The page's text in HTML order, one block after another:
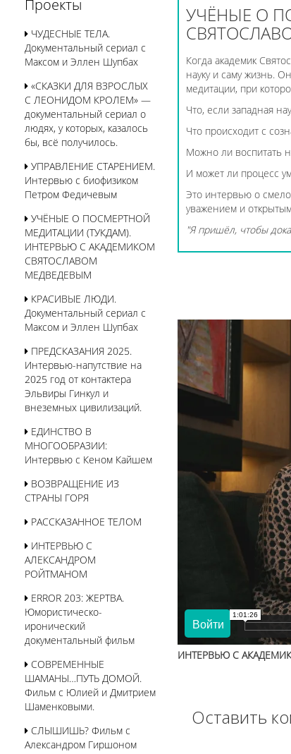
Проекты
ЧУДЕСНЫЕ ТЕЛА.
Документальный сериал с
Максом и Эллен Шупбах
«СКАЗКИ ДЛЯ ВЗРОСЛЫХ
С ЛЕОНИДОМ КРОЛЕМ» —
документальный сериал о
людях, у которых, казалось
бы, всё получилось.
УПРАВЛЕНИЕ СТАРЕНИЕМ.
Интервью с биофизиком
Петром Федичевым
УЧЁНЫЕ О ПОСМЕРТНОЙ
МЕДИТАЦИИ (ТУКДАМ).
ИНТЕРВЬЮ С АКАДЕМИКОМ
СВЯТОСЛАВОМ
МЕДВЕДЕВЫМ
КРАСИВЫЕ ЛЮДИ.
Документальный сериал с
Максом и Эллен Шупбах
ПРЕДСКАЗАНИЯ 2025.
Интервью-напутствие на
2025 год от контактера
Эльвиры Гинкул и
внеземных цивилизаций.
ЕДИНСТВО В
МНОГООБРАЗИИ:
Интервью с Кеном Кайшем
ВОЗВРАЩЕНИЕ ИЗ
СТРАНЫ ГОРЯ
РАССКАЗАННОЕ ТЕЛОМ
ИНТЕРВЬЮ С
АЛЕКСАНДРОМ
РОЙТМАНОМ
ERROR 203: ЖЕРТВА.
Юмористическо-
иронический
документальный фильм
СОВРЕМЕННЫЕ
ШАМАНЫ…ПУТЬ ДОМОЙ.
Фильм с Юлией и Дмитрием
Шаменковыми.
СЛЫШИШЬ? Фильм с
Александром Гиршоном
УЧЁНЫЕ О
Когда академик
науку и саму жизнь.
медитации, при
Что, если западная
Что происходит с
Можно ли воспитать
И может ли процесс
Это интервью о
уважением и
"Я пришёл, чтобы
ИНТЕРВЬЮ С
Оставить